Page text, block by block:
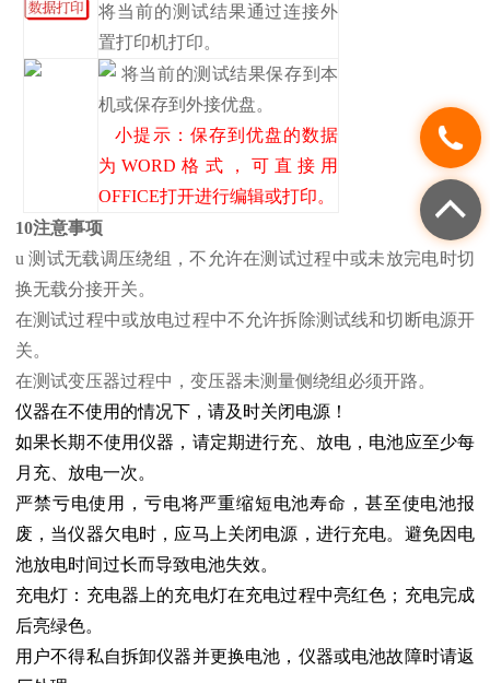
将当前的测试结果通过连接外
置打印机打印。
将当前的测试结果保存到本
机或保存到外接优盘。
小提示：保存到优盘的数据
为WORD格式，可直接用
OFFICE打开进行编辑或打印。
10注意事项
u 测试无载调压绕组，不允许在测试过程中或未放完电时切
换无载分接开关。
在测试过程中或放电过程中不允许拆除测试线和切断电源开
关。
在测试变压器过程中，变压器未测量侧绕组必须开路。
仪器在不使用的情况下，请及时关闭电源！
如果长期不使用仪器，请定期进行充、放电，电池应至少每
月充、放电一次。
严禁亏电使用，亏电将严重缩短电池寿命，甚至使电池报
废，当仪器欠电时，应马上关闭电源，进行充电。避免因电
池放电时间过长而导致电池失效。
充电灯：充电器上的充电灯在充电过程中亮红色；充电完成
后亮绿色。
用户不得私自拆卸仪器并更换电池，仪器或电池故障时请返